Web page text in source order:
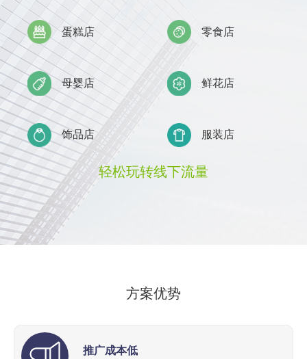
蛋糕店 零食店
母婴店 鲜花店
饰品店 服装店
轻松玩转线下流量
方案优势
推广成本低